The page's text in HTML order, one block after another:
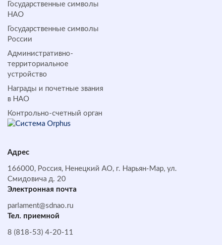
Государственные символы
НАО
Государственные символы
России
Административно-
территориальное
устройство
Награды и почетные звания
в НАО
Контрольно-счетный орган
Адрес
166000, Россия, Ненецкий АО, г. Нарьян-Мар, ул.
Смидовича д. 20
Электронная почта
parlament@sdnao.ru
Тел. приемной
8 (818-53) 4-20-11